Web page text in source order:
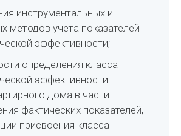
инструментальных и
методов учета показателей
эффективности;
определения класса
эффективности
дома в части
фактических показателей,
присвоения класса